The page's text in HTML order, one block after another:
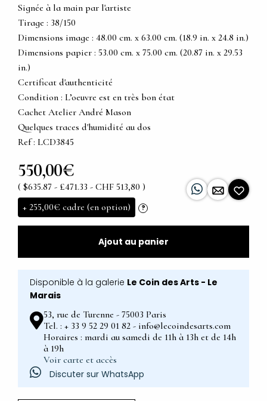
Signée à la main par l'artiste
Tirage : 38/150
Dimensions image : 48.00 cm. x 63.00 cm. (18.9 in. x 24.8 in.)
Dimensions papier : 53.00 cm. x 75.00 cm. (20.87 in. x 29.53
in.)
Certificat d'authenticité
Condition : L’oeuvre est en très bon état
Cachet Atelier André Mason
Quelques traces d'humidité au dos
Ref : LCD3845
550,00€
( $635.87 - £471.33 - CHF 513,80 )
+ 255,00€ cadre (en option) ?
Ajout au panier
Disponible à la galerie Le Coin des Arts - Le
Marais
53, rue de Turenne - 75003 Paris
Tel. : + 33 9 52 29 01 82 - info@lecoindesarts.com
Horaires : mardi au samedi de 11h à 13h et de 14h
à 19h
Voir carte et accès
Discuter sur WhatsApp